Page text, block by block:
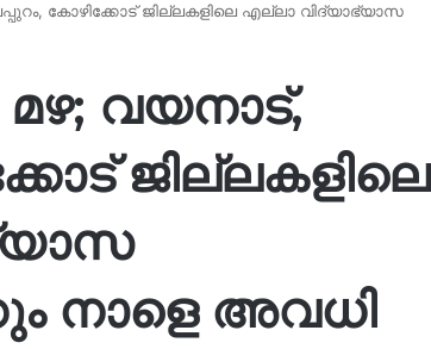
കോഴിക്കോട് ജില്ലകളിലെ എല്ലാ വിദ്യാഭ്യാസ
വയനാട്,
ജില്ലകളിലെ
നാളെ അവധി